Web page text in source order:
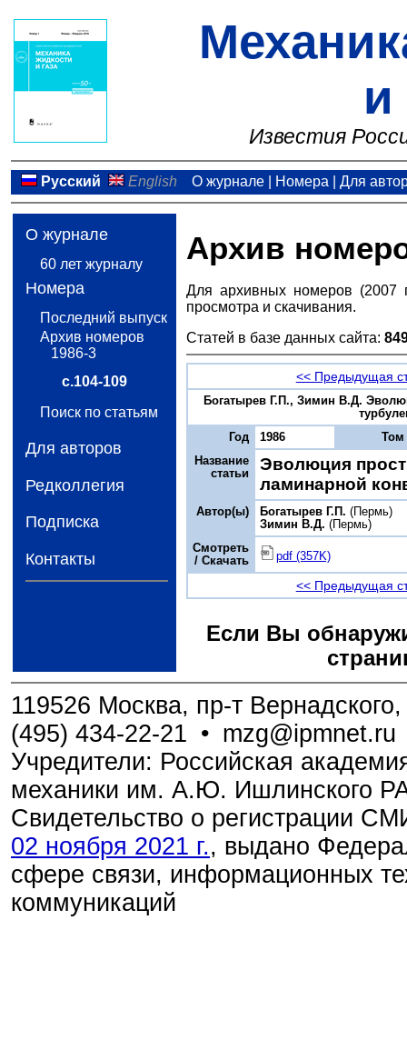
и
Известия
Русский English О журнале| Номера Для
О журнале
60 лет журналу
Номера
Последний выпуск
Архив номеров
1986-3
с.104-109
Поиск по статьям
Для авторов
Редколлегия
Подписка
Контакты
Архив
Для архивных номеров (2007
просмотра и скачивания.
Статей в базе данных сайта:
<< Предыдущая
Богатырев Г.П., Зимин В.Д.
Год
1986
Том
Название
статьи
Эволюция
ламинарной
Автор(ы) Богатырев Г.П. (Пермь)
Зимин В.Д. (Пермь)
Смотреть
/ Скачать
pdf (357K)
<< Предыдущая
Если Вы
119526 Москва, пр-т
(495) 434-22-21 • mzg@ipmnet.ru
Учредители: Российская
механики им. А.Ю. Ишлинского
Свидетельство о регистрации
02 ноября 2021 г., выдано
сфере связи, информационных
коммуникаций